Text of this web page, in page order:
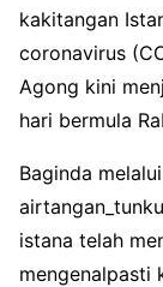
kakitangan
coronavirus
Agong kini
hari bermula
Baginda
istana telah
mengenalpasti